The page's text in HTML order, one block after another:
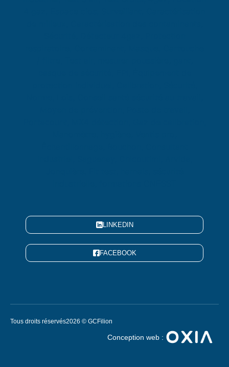
LINKEDIN
FACEBOOK
Tous droits réservés2026 © GCFilion
Conception web :